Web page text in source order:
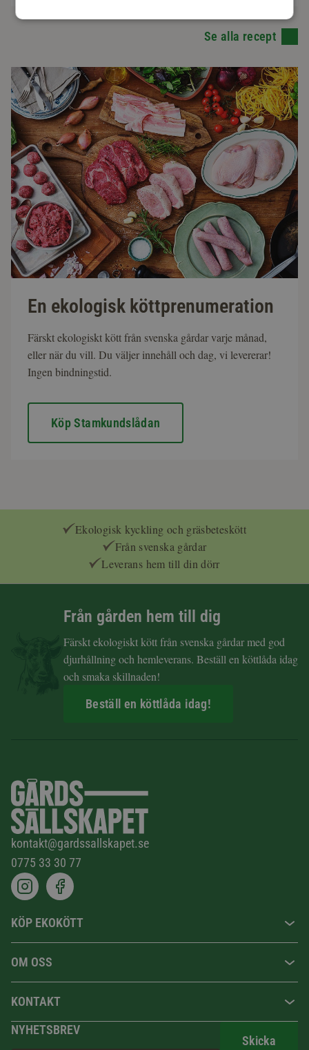
Se alla recept
En ekologisk köttprenumeration
Färskt ekologiskt kött från svenska gårdar varje månad,
eller när du vill. Du väljer innehåll och dag, vi levererar!
Ingen bindningstid.
Köp Stamkundslådan
Ekologisk kyckling och gräsbeteskött
Från svenska gårdar
Leverans hem till din dörr
Från gården hem till dig
Färskt ekologiskt kött från svenska gårdar med god
djurhållning och hemleverans. Beställ en köttlåda idag
och smaka skillnaden!
Beställ en köttlåda idag!
kontakt@gardssallskapet.se
0775 33 30 77
KÖP EKOKÖTT
OM OSS
KONTAKT
NYHETSBREV
Skicka